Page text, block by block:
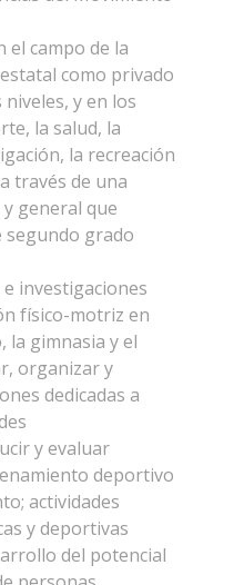
el campo de la
como privado
y en los
la salud, la
la recreación
través de una
general que
segundo grado
investigaciones
físico-motriz en
la gimnasia y el
organizar y
dedicadas a
y evaluar
deportivo
actividades
y deportivas
del potencial